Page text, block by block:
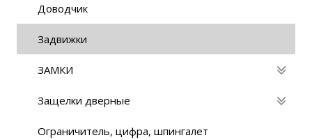
Доводчик
Задвижки
ЗАМКИ
Защелки дверные
Ограничитель, цифра, шпингалет